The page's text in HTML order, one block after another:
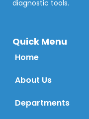
diagnostic tools.
Quick Menu
Home
About Us
Departments